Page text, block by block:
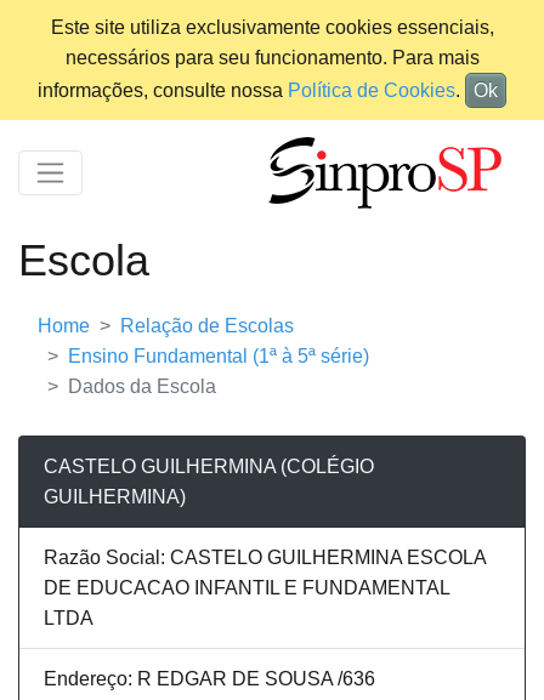
Este site utiliza exclusivamente cookies essenciais,
necessários para seu funcionamento. Para mais
informações, consulte nossa Política de Cookies. Ok
Escola
Home
Relação de Escolas
Ensino Fundamental (1ª à 5ª série)
Dados da Escola
CASTELO GUILHERMINA (COLÉGIO
GUILHERMINA)
Razão Social: CASTELO GUILHERMINA ESCOLA
DE EDUCACAO INFANTIL E FUNDAMENTAL
LTDA
Endereço: R EDGAR DE SOUSA /636